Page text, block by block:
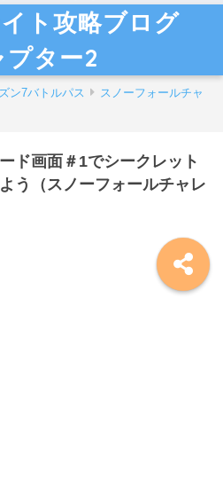
ト攻略ブログ
プター2
ン7バトルパス
スノーフォールチャ
ド画面＃1でシークレット
う（スノーフォールチャレ